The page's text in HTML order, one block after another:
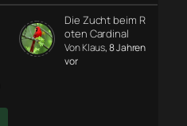
Die Zucht beim R
oten Cardinal
Von Klaus, 8 Jahren
vor